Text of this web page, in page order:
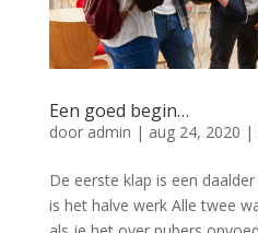
Een goed begin…
door admin | aug 24, 2020 |
De eerste klap is een
is het halve werk Alle twee